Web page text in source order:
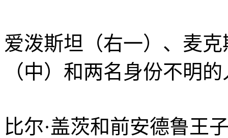
爱泼斯坦（右一）、麦
（中）和两名身份不明
比尔·盖茨和前安德鲁王